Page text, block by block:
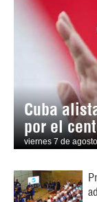
Cuba
por el
viernes 7 de